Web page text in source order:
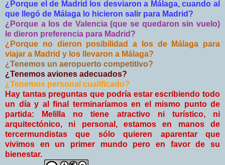
¿Porque el de Madrid los desviaron a Málaga, cuando al
que llegó de Málaga lo hicieron salir para Madrid?
¿Porque a los de Valencia (que se quedaron sin vuelo)
le dieron preferencia para Madrid?
¿Porque no dieron posibilidad a los de Málaga para
viajar a Madrid y los llevaron a Málaga?
¿Tenemos un aeropuerto competitivo?
¿Tenemos aviones adecuados?
¿Tenemos personal cualificado?
Hay tantas preguntas que podría estar escribiendo todo
un día y al final terminaríamos en el mismo punto de
partida: Melilla no tiene atractivo ni turístico, ni
arquitectónico, ni personal, estamos en manos de
tercermundistas que sólo quieren aparentar que
vivimos en un primer mundo pero en favor de su
bienestar.